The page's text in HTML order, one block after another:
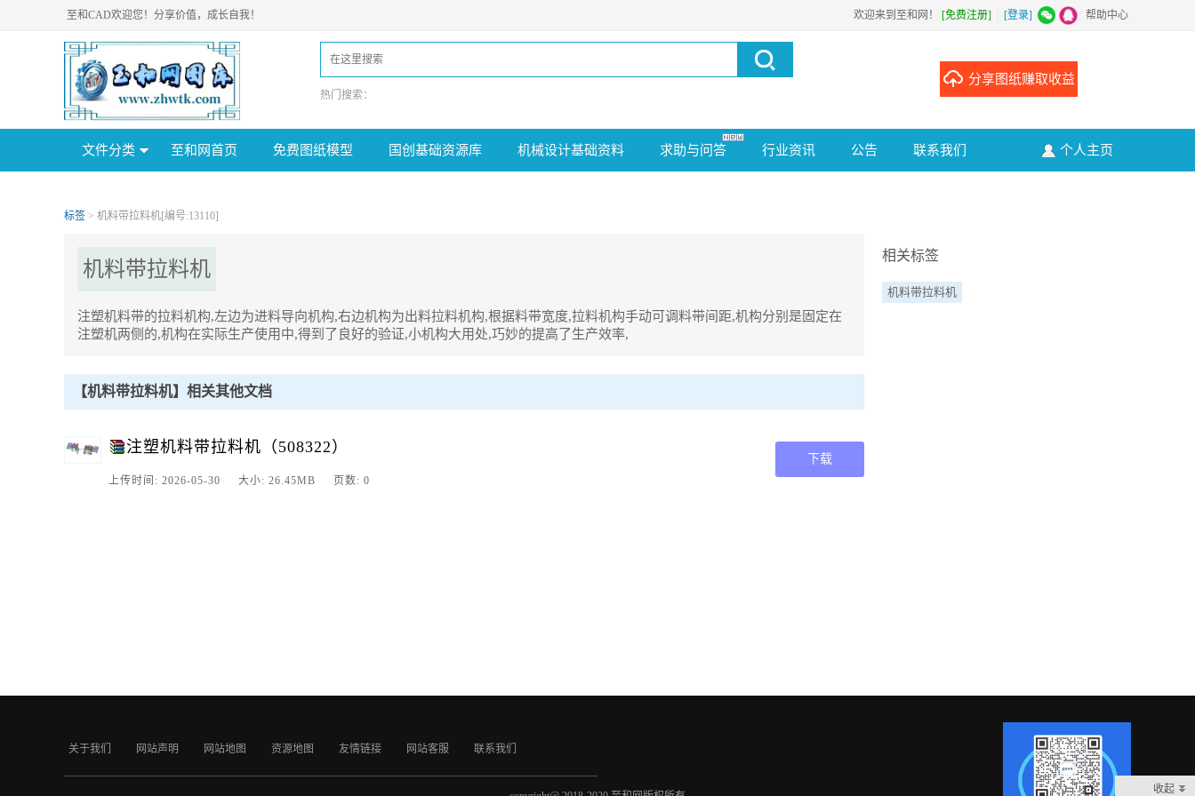
欢迎来到至和网！ [免费注册] [登录] 帮助中心
至和CAD欢迎您！分享价值，成长自我！
热门搜索：
分享图纸赚取收益
文件分类 至和网首页 免费图纸模型 国创基础资源库 机械设计基础资料 求助与问答 行业资讯 公告 联系我们 个人主页
标签 > 机料带拉料机[编号:13110]
机料带拉料机
注塑机料带的拉料机构,左边为进料导向机构,右边机构为出料拉料机构,根据料带宽度,拉料机构手动可调料带间距,机构分别是固定在
注塑机两侧的,机构在实际生产使用中,得到了良好的验证,小机构大用处,巧妙的提高了生产效率,
使用中,得到了良好的验证,小机构大用处,巧妙的提高了生产效率。
【机料带拉料机】相关其他文档
注塑机料带拉料机（508322）
上传时间: 2026-05-30 大小: 26.45MB 页数: 0
下载
相关标签
机料带拉料机
关于我们 网站声明 网站地图 资源地图 友情链接 网站客服 联系我们
收起